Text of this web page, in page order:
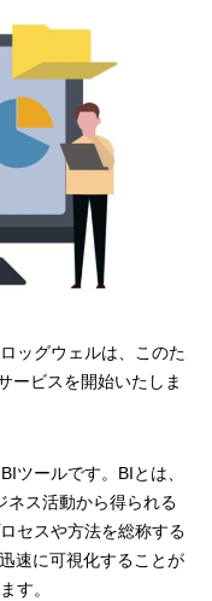
ッグウェルは、このた
ービスを開始いたしま
ツールです。BIとは、
ネス活動から得られる
セスや方法を総称する
速に可視化することが
す。